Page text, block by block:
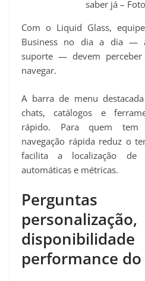
saber já –
Com o Liquid Glass,
Business no dia a dia —
suporte — devem
navegar.
A barra de menu
chats, catálogos e
rápido. Para quem tem
navegação rápida reduz o
facilita a localização de
automáticas e métricas.
personalização,
performance